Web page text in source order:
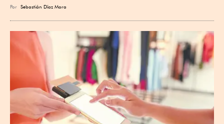
Por Sebastián Díaz Mora